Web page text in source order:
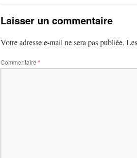
Laisser un commentaire
Votre adresse e-mail ne sera pas publiée.
Commentaire *